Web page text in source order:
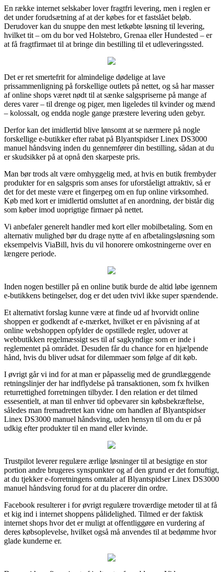
En række internet selskaber lover fragtfri levering, men i reglen er
det under forudsætning af at der købes for et fastslået beløb.
Derudover kan du snuppe den mest letkøbte løsning til levering,
hvilket tit – om du bor ved Holstebro, Grenaa eller Hundested – er
at få fragtfirmaet til at bringe din bestilling til et udleveringssted.
Det er ret smertefrit for almindelige dødelige at lave
prissammenligning på forskellige outlets på nettet, og så har masser
af online shops været nødt til at sænke salgspriserne på mange af
deres varer – til drenge og piger, men ligeledes til kvinder og mænd
– kolossalt, og endda nogle gange præstere levering uden gebyr.
Derfor kan det imidlertid blive lønsomt at se nærmere på nogle
forskellige e-butikker efter rabat på Blyantspidser Linex DS3000
manuel håndsving inden du gennemfører din bestilling, sådan at du
er skudsikker på at opnå den skarpeste pris.
Man bør trods alt være omhyggelig med, at hvis en butik frembyder
produkter for en salgspris som anses for uforståeligt attraktiv, så er
det for det meste være et fingerpeg om en fup online virksomhed.
Køb med kort er imidlertid omsluttet af en anordning, der bistår dig
som køber imod uoprigtige firmaer på nettet.
Vi anbefaler generelt handler med kort eller mobilbetaling. Som en
alternativ mulighed bør du drage nytte af en afbetalingsløsning som
eksempelvis ViaBill, hvis du vil honorere omkostningerne over en
længere periode.
Inden nogen bestiller på en online butik burde de altid løbe igennem
e-butikkens betingelser, dog er det uden tvivl ikke super spændende.
Et alternativt forslag kunne være at finde ud af hvorvidt online
shoppen er godkendt af e-mærket, hvilket er en påvisning af at
online webshoppen opfylder de opstillede regler, udover at
webbutikken regelmæssigt ses til af sagkyndige som er inde i
reglementet på området. Desuden får du chance for en hjælpende
hånd, hvis du bliver udsat for dilemmaer som følge af dit køb.
I øvrigt går vi ind for at man er påpasselig med de grundlæggende
retningslinjer der har indflydelse på transaktionen, som fx hvilken
returrettighed forretningen tilbyder. I den relation er det tilmed
essesentielt, at man til enhver tid opbevarer sin købsbekræftelse,
således man fremadrettet kan vidne om handlen af Blyantspidser
Linex DS3000 manuel håndsving, uden hensyn til om du er på
udkig efter produkter til en mand eller kvinde.
Trustpilot leverer regulære ærlige løsninger til at besigtige en stor
portion andre brugeres synspunkter og af den grund er det fornuftigt,
at du tjekker e-forretningens omtaler af Blyantspidser Linex DS3000
manuel håndsving forud for at du placerer din ordre.
Facebook resulterer i for øvrigt regulære troværdige metoder til at få
et kig ind i internet shoppens pålidelighed. Tilmed er der faktisk
internet shops hvor det er muligt at offentliggøre en vurdering af
deres købsoplevelse, hvilket også må anvendes til at bedømme hvor
glade kunderne er.